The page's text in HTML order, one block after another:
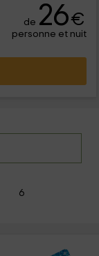
de 26€
personne et nuit
6